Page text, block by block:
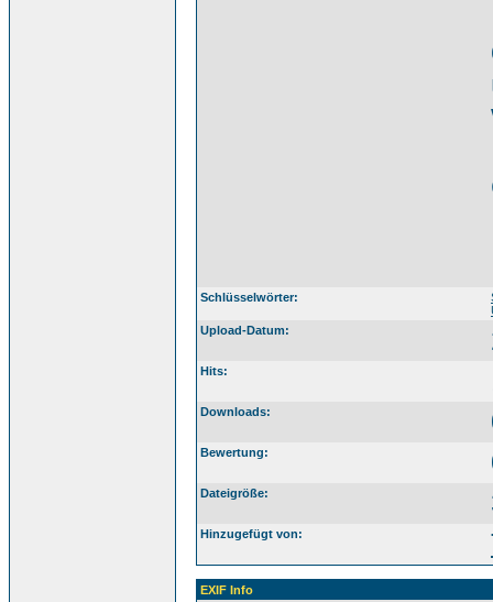
Schlüsselwörter:
Upload-Datum:
Hits:
Downloads:
Bewertung:
Dateigröße:
Hinzugefügt von:
EXIF Info